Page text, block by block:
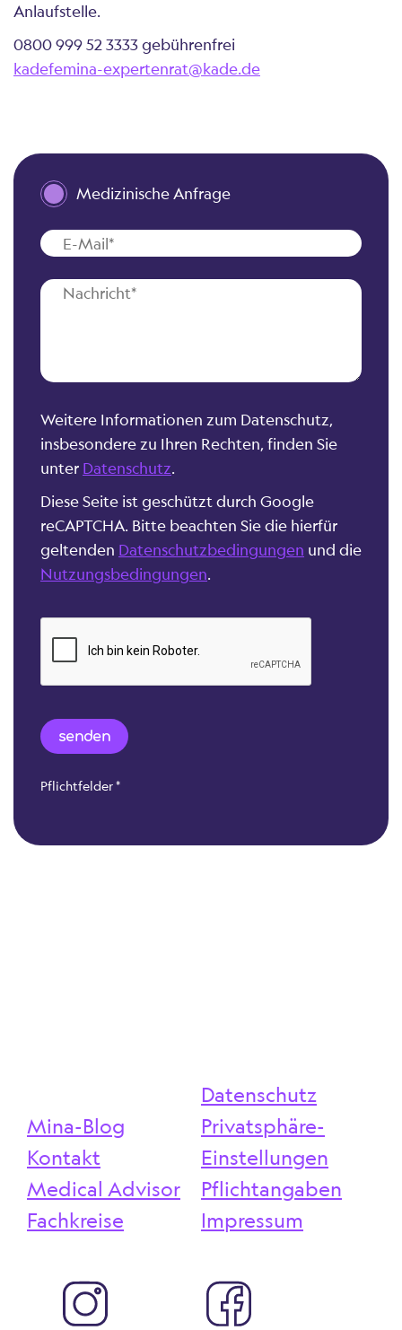
Anlaufstelle.
0800 999 52 3333 gebührenfrei
kadefemina-expertenrat@kade.de
Medizinische Anfrage
Weitere Informationen zum Datenschutz,
insbesondere zu Ihren Rechten, finden Sie
unter Datenschutz.
Diese Seite ist geschützt durch Google
reCAPTCHA. Bitte beachten Sie die hierfür
geltenden Datenschutzbedingungen und die
Nutzungsbedingungen.
Pflichtfelder*
Mina-Blog
Kontakt
Medical Advisor
Fachkreise
Datenschutz
Privatsphäre-
Einstellungen
Pflichtangaben
Impressum